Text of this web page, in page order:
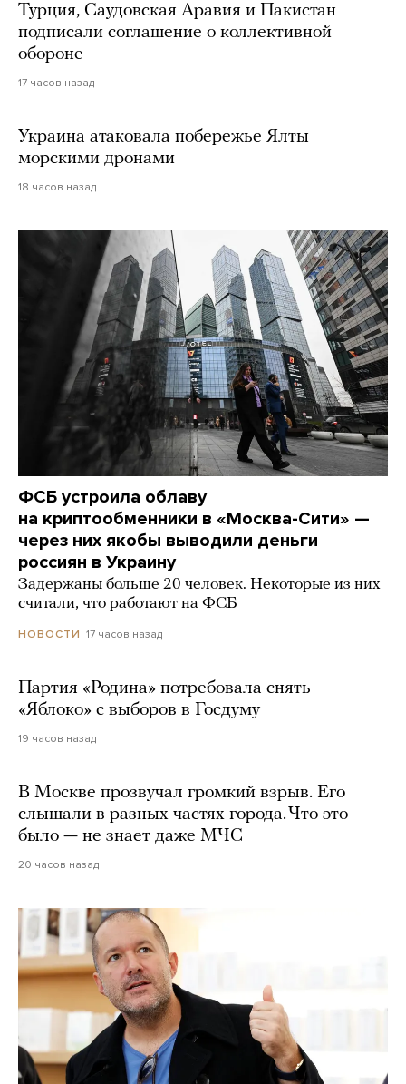
Турция, Саудовская Аравия и Пакистан
подписали соглашение о коллективной
обороне
17 часов назад
Украина атаковала побережье Ялты
морскими дронами
18 часов назад
ФСБ устроила облаву
на криптообменники в «Москва-Сити» —
через них якобы выводили деньги
россиян в Украину
Задержаны больше 20 человек. Некоторые из них
считали, что работают на ФСБ
НОВОСТИ 17 часов назад
Партия «Родина» потребовала снять
«Яблоко» с выборов в Госдуму
19 часов назад
В Москве прозвучал громкий взрыв. Его
слышали в разных частях города. Что это
было — не знает даже МЧС
20 часов назад